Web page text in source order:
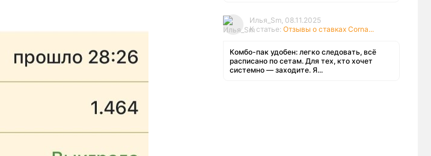
Илья_Sm, 08.11.2025
К статье: Отзывы о ставках Corna...
Комбо-пак удобен: легко следовать, всё
расписано по сетам. Для тех, кто хочет
системно — заходите. Я...